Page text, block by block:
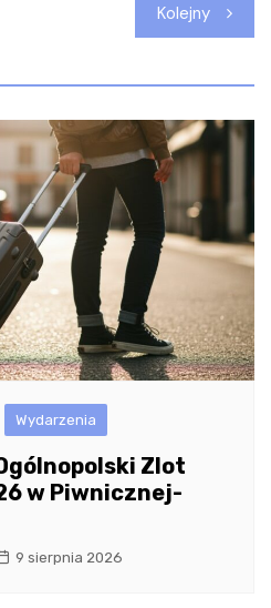
Kolejny
Wydarzenia
Zlot
w Piwnicznej-
9 sierpnia 2026